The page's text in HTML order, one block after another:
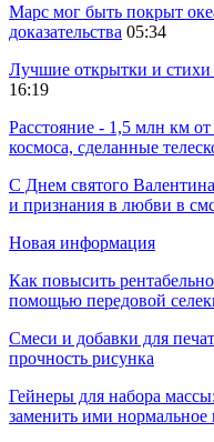
Марс мог быть покрыт
доказательства 05:34
Лучшие открытки и
16:19
Расстояние - 1,5 млн км
космоса, сделанные
С Днем святого
и признания в любви в
Новая информация
Как повысить
помощью передовой
Смеси и добавки для
прочность рисунка
Гейнеры для набора
заменить ими нормальное